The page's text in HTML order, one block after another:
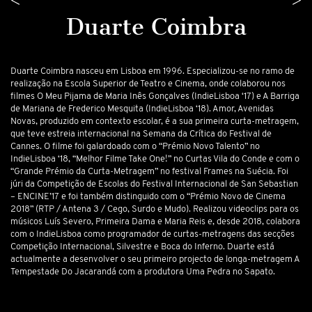
Duarte Coimbra
Duarte Coimbra nasceu em Lisboa em 1996. Especializou-se no ramo de
realização na Escola Superior de Teatro e Cinema, onde colaborou nos
filmes O Meu Pijama de Maria Inês Gonçalves (IndieLisboa ‘17) e A Barriga
de Mariana de Frederico Mesquita (IndieLisboa ‘18). Amor, Avenidas
Novas, produzido em contexto escolar, é a sua primeira curta-metragem,
que teve estreia internacional na Semana da Crítica do Festival de
Cannes. O filme foi galardoado com o “Prémio Novo Talento” no
IndieLisboa ‘18, “Melhor Filme Take One!” no Curtas Vila do Conde e com o
“Grande Prémio da Curta-Metragem” no festival Frames na Suécia. Foi
júri da Competição de Escolas do Festival Internacional de San Sebastian
– ENCINE’17 e foi também distinguido com o “Prémio Novo de Cinema
2018” (RTP / Antena 3 / Cego, Surdo e Mudo). Realizou videoclips para os
músicos Luís Severo, Primeira Dama e Maria Reis e, desde 2018, colabora
com o IndieLisboa como programador de curtas-metragens das secções
Competição Internacional, Silvestre e Boca do Inferno. Duarte está
actualmente a desenvolver o seu primeiro projecto de longa-metragem A
Tempestade Do Jacarandá com a produtora Uma Pedra no Sapato.